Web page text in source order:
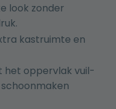
look zonder
kastruimte en
het oppervlak vuil-